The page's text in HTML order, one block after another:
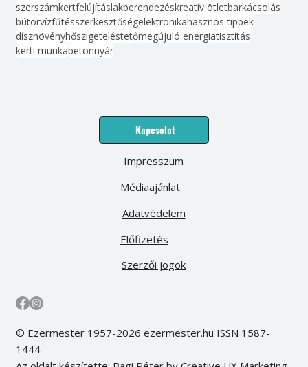
szerszámkertfelújításlakberendezéskreatív ötletbarkácsolás
bútorvízfűtésszerkesztőségelektronikahasznos tippek
dísznövényhőszigeteléstetőmegújuló energiatisztítás
kerti munkabetonnyár
Kapcsolat
Médiaajánlat
Előfizetés
Impresszum
Adatvédelem
Szerzői jogok
© Ezermester 1957-2026 ezermester.hu ISSN 1587-
1444